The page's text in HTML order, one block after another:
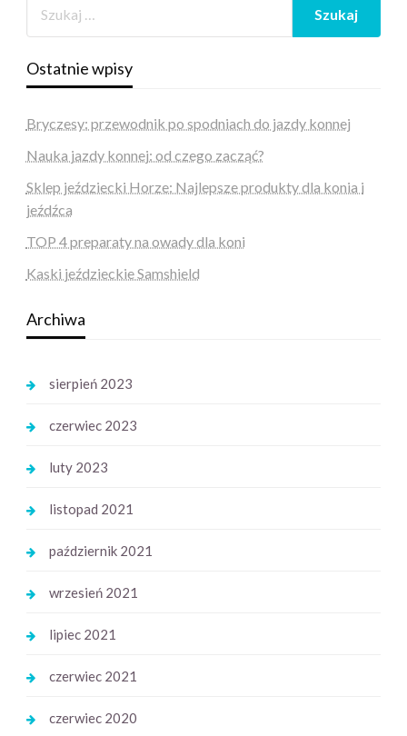
Ostatnie wpisy
Bryczesy: przewodnik po spodniach do jazdy konnej
Nauka jazdy konnej: od czego zacząć?
Sklep jeździecki Horze: Najlepsze produkty dla konia i
jeźdźca
TOP 4 preparaty na owady dla koni
Kaski jeździeckie Samshield
Archiwa
sierpień 2023
czerwiec 2023
luty 2023
listopad 2021
październik 2021
wrzesień 2021
lipiec 2021
czerwiec 2021
czerwiec 2020